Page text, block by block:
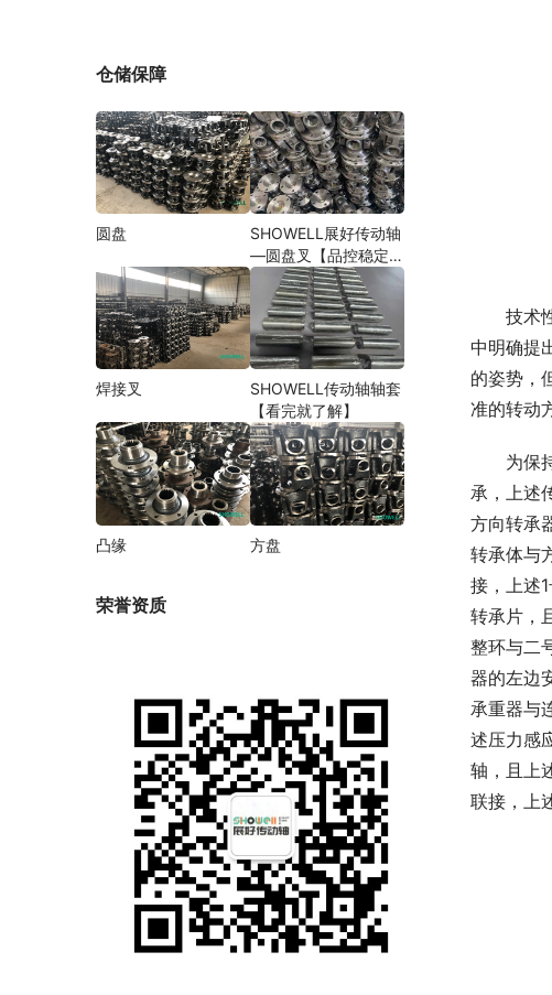
技术性
中明确提
的姿势，
准的转动
为保持
承，上述
方向转承
转承体与
接，上述
转承片，
整环与二
器的左边
承重器与
述压力感
轴，且上
联接，上
仓储保障
圆盘
SHOWELL展好传动轴
—圆盘叉【品控稳定，
精密加工】
焊接叉
SHOWELL传动轴轴套
【看完就了解】
凸缘 方盘
荣誉资质